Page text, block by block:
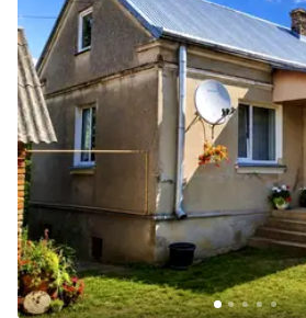
Котеджне містечко «Дубовий Гай»
життя з комфортною відстанню до міста.
будинків створює атмосферу спокою,
добросусідства. Ціна — 85 000 доларів США. Можливий торг.
Телефонуйте, щоб домовитися про
атмосферу цього місця особисто.